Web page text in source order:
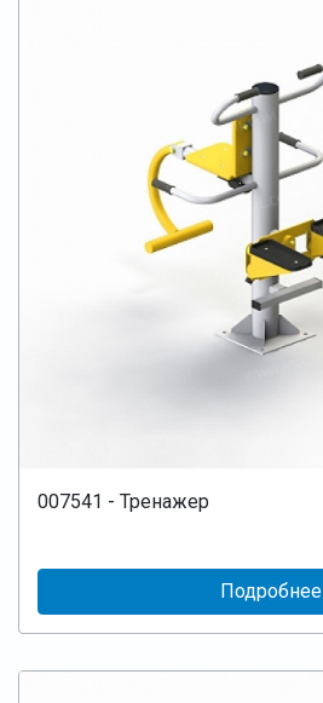
007541 - Тренажер
Подробнее